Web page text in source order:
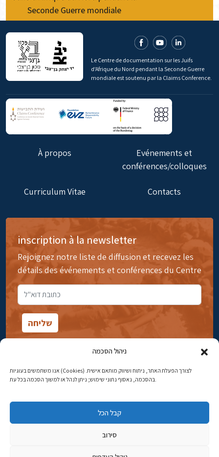
ניהול הסכמה
אנו משתמשים בעוגיות (Cookies) לצורך הפעלת האתר, ניתוח ושיווק מותאם אישית.
בהסכמה, נאסוף נתוני שימוש; ניתן לנהל או למשוך הסכמה בכל עת.
קבל הכל
סירוב
Seconde Guerre mondiale
Le Centre de documentation sur les Juifs
d'Afrique du Nord pendant la Seconde Guerre
mondiale est soutenu par la Claims Conference.
À propos
Evénements et
conférences/colloques
Curriculum Vitae Contacts
inscription à la newsletter
Rejoignez notre liste de diffusion et recevez les
détails des événements et conférences du Centre
14rue Ibn Gavirol, Rehavia, Jérusalem
Adresse électronique:najww2@ybz.org.il